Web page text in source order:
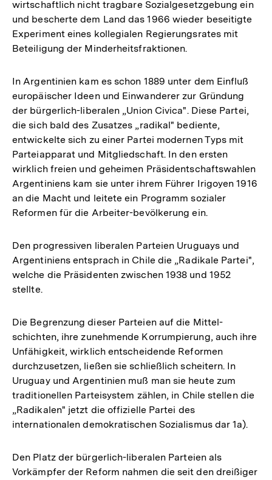
wirtschaftlich nicht tragbare Sozialgesetzgebung ein
und bescherte dem Land das 1966 wieder beseitigte
Experiment eines kollegialen Regierungsrates mit
Beteiligung der Minderheitsfraktionen.
In Argentinien kam es schon 1889 unter dem Einfluß
europäischer Ideen und Einwanderer zur Gründung
der bürgerlich-liberalen „Union Civica". Diese Partei,
die sich bald des Zusatzes „radikal" bediente,
entwickelte sich zu einer Partei modernen Typs mit
Parteiapparat und Mitgliedschaft. In den ersten
wirklich freien und geheimen Präsidentschaftswahlen
Argentiniens kam sie unter ihrem Führer Irigoyen 1916
an die Macht und leitete ein Programm sozialer
Reformen für die Arbeiter-bevölkerung ein.
Den progressiven liberalen Parteien Uruguays und
Argentiniens entsprach in Chile die „Radikale Partei",
welche die Präsidenten zwischen 1938 und 1952
stellte.
Die Begrenzung dieser Parteien auf die Mittel-
schichten, ihre zunehmende Korrumpierung, auch ihre
Unfähigkeit, wirklich entscheidende Reformen
durchzusetzen, ließen sie schließlich scheitern. In
Uruguay und Argentinien muß man sie heute zum
traditionellen Parteisystem zählen, in Chile stellen die
„Radikalen" jetzt die offizielle Partei des
internationalen demokratischen Sozialismus dar 1a).
Den Platz der bürgerlich-liberalen Parteien als
Vorkämpfer der Reform nahmen die seit den dreißiger